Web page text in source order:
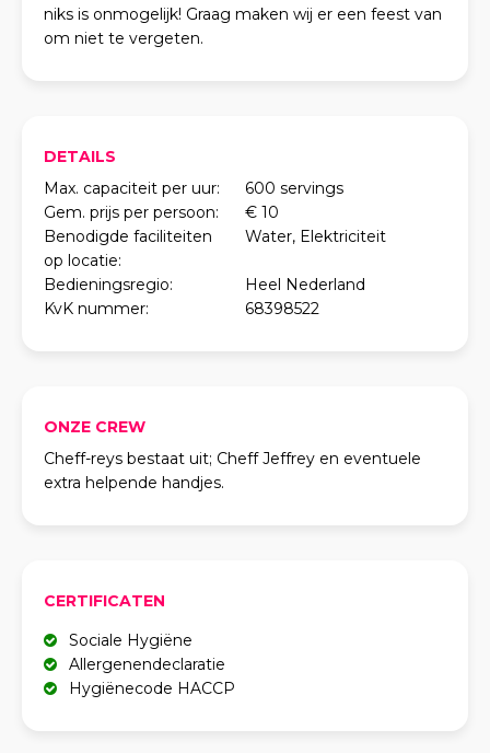
niks is onmogelijk! Graag maken wij er een feest van
om niet te vergeten.
DETAILS
Max. capaciteit per uur:
600 servings
Gem. prijs per persoon:
€ 10
Benodigde faciliteiten
op locatie:
Water, Elektriciteit
Bedieningsregio:
Heel Nederland
KvK nummer:
68398522
ONZE CREW
Cheff-reys bestaat uit; Cheff Jeffrey en eventuele
extra helpende handjes.
CERTIFICATEN
Sociale Hygiëne
Allergenendeclaratie
Hygiënecode HACCP